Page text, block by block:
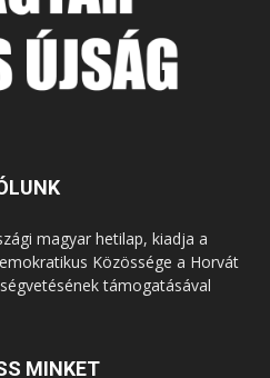
magyar hetilap, kiadja a
Közössége a Horvát
támogatásával
MINKET